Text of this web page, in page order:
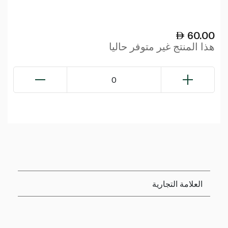
60.00
هذا المنتج غير متوفر حاليا
0
العلامة التجارية